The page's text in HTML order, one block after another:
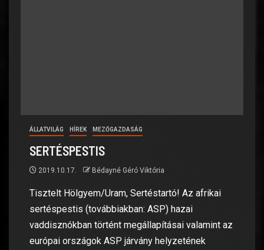
ÁLLATVILÁG HÍREK MEZŐGAZDASÁG
SERTÉSPESTIS
2019.10.17. Bédayné Géró Viktória
Tisztelt Hölgyem/Uram, Sertéstartó! Az afrikai
sertéspestis (továbbiakban: ASP) hazai
vaddisznókban történt megállapításai valamint az
európai országok ASP járvány helyzetének